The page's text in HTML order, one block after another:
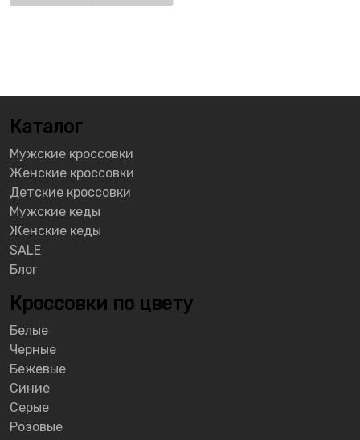
Каталог
Мужские кроссовки
Женские кроссовки
Детские кроссовки
Мужские кеды
Женские кеды
SALE
Блог
Кроссовки по цвету
Белые
Черные
Бежевые
Синие
Серые
Розовые